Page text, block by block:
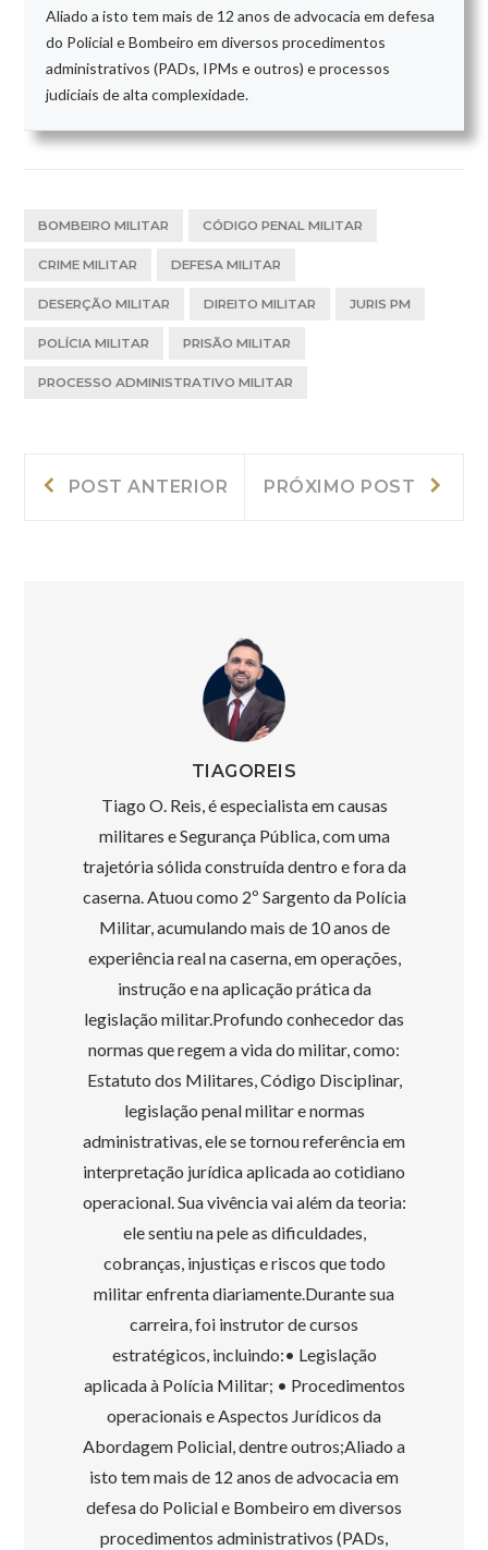
Aliado a isto tem mais de 12 anos de advocacia em defesa
do Policial e Bombeiro em diversos procedimentos
administrativos (PADs, IPMs e outros) e processos
judiciais de alta complexidade.
BOMBEIRO MILITAR CÓDIGO PENAL MILITAR
CRIME MILITAR DEFESA MILITAR
DESERÇÃO MILITAR DIREITO MILITAR JURIS PM
POLÍCIA MILITAR PRISÃO MILITAR
PROCESSO ADMINISTRATIVO MILITAR
Navegação
POST ANTERIOR
Anterior:
PRÓXIMO POST
TIAGOREIS
Tiago O. Reis, é especialista em causas
militares e Segurança Pública, com uma
trajetória sólida construída dentro e fora da
caserna. Atuou como 2º Sargento da Polícia
Militar, acumulando mais de 10 anos de
experiência real na caserna, em operações,
instrução e na aplicação prática da
legislação militar.Profundo conhecedor das
normas que regem a vida do militar, como:
Estatuto dos Militares, Código Disciplinar,
legislação penal militar e normas
administrativas, ele se tornou referência em
interpretação jurídica aplicada ao cotidiano
operacional. Sua vivência vai além da teoria:
ele sentiu na pele as dificuldades,
cobranças, injustiças e riscos que todo
militar enfrenta diariamente.Durante sua
carreira, foi instrutor de cursos
estratégicos, incluindo:• Legislação
aplicada à Polícia Militar; • Procedimentos
operacionais e Aspectos Jurídicos da
Abordagem Policial, dentre outros;Aliado a
isto tem mais de 12 anos de advocacia em
defesa do Policial e Bombeiro em diversos
procedimentos administrativos (PADs,